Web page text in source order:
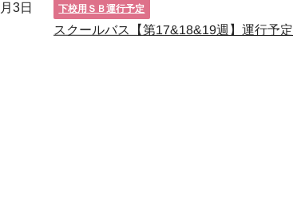
3日 下校用ＳＢ運行予定
スクールバス【第17&18&19週】運行予定